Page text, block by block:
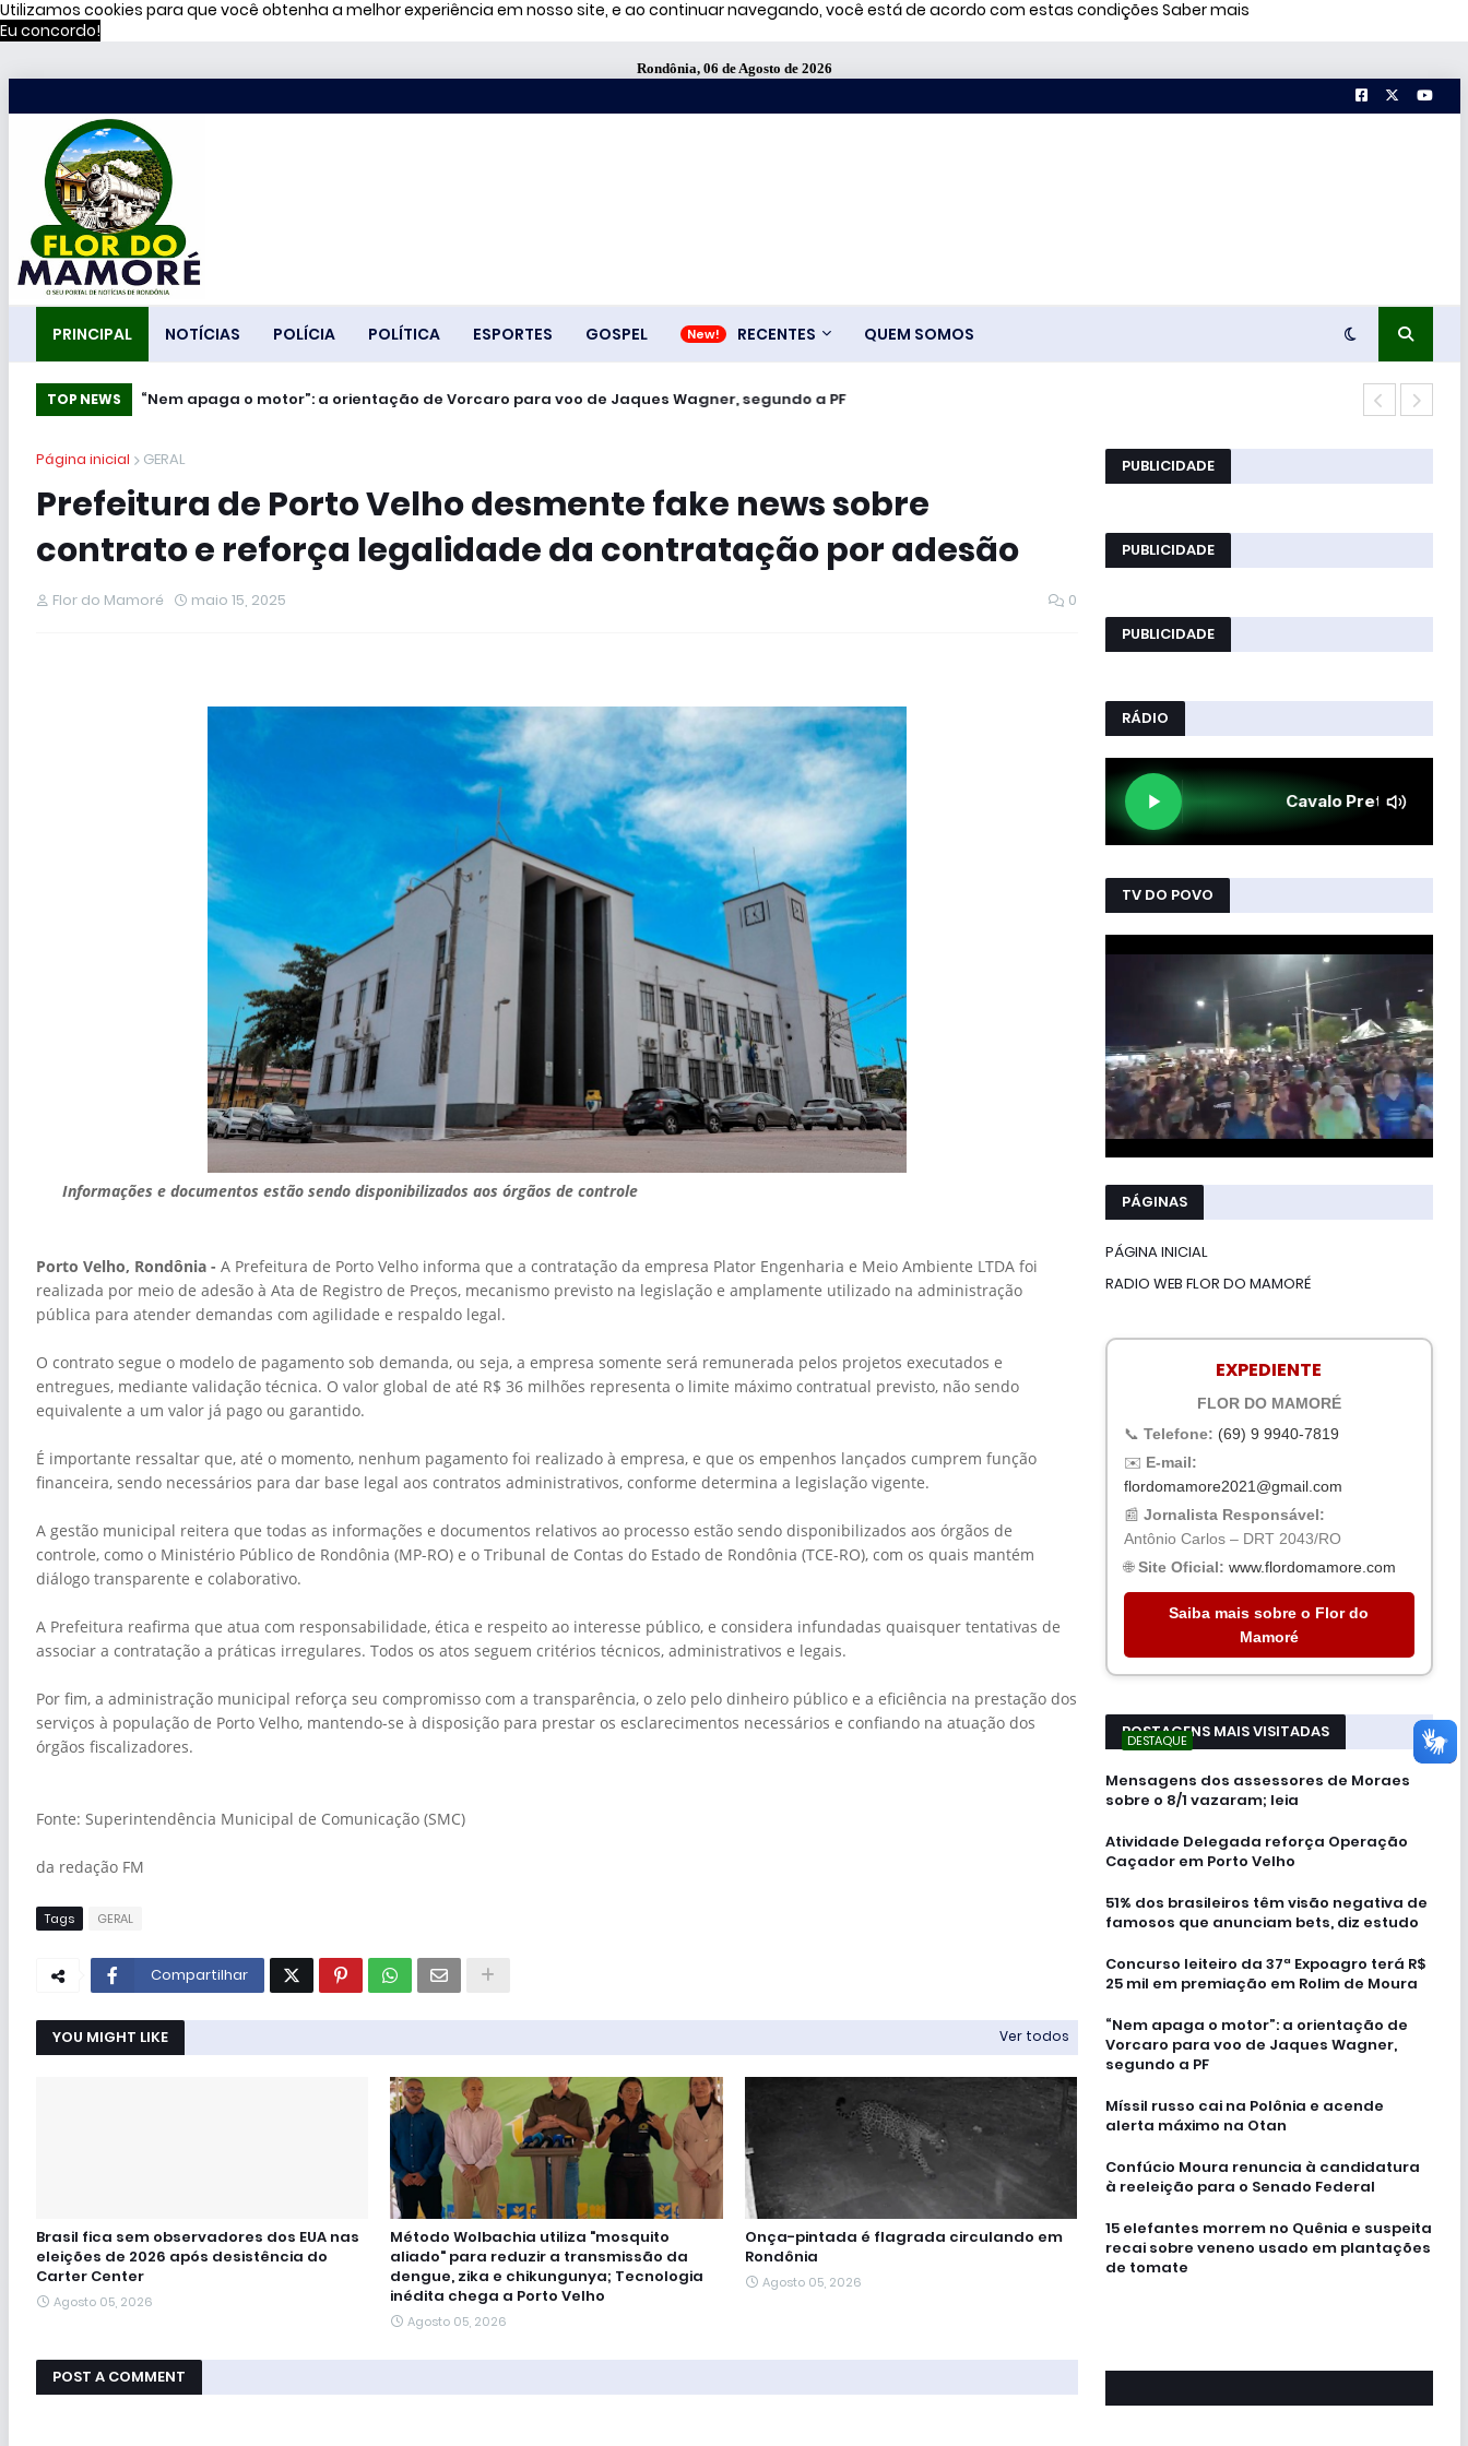
Utilizamos cookies para que você obtenha a melhor experiência em nosso site, e ao continuar navegando, você está de acordo com estas condições Saber mais
Eu concordo!
Rondônia, 06 de Agosto de 2026
PRINCIPAL NOTÍCIAS POLÍCIA POLÍTICA ESPORTES GOSPEL RECENTES QUEM SOMOS
TOP NEWS “Nem apaga o motor”: a orientação de Vorcaro para voo de Jaques Wagner, segundo a PF
Página inicial GERAL
Prefeitura de Porto Velho desmente fake news sobre
contrato e reforça legalidade da contratação por adesão
Flor do Mamoré maio 15, 2025 0
Informações e documentos estão sendo disponibilizados aos órgãos de controle
Porto Velho, Rondônia - A Prefeitura de Porto Velho informa que a contratação da empresa Plator Engenharia e Meio Ambiente LTDA foi
realizada por meio de adesão à Ata de Registro de Preços, mecanismo previsto na legislação e amplamente utilizado na administração
pública para atender demandas com agilidade e respaldo legal.
O contrato segue o modelo de pagamento sob demanda, ou seja, a empresa somente será remunerada pelos projetos executados e
entregues, mediante validação técnica. O valor global de até R$ 36 milhões representa o limite máximo contratual previsto, não sendo
equivalente a um valor já pago ou garantido.
É importante ressaltar que, até o momento, nenhum pagamento foi realizado à empresa, e que os empenhos lançados cumprem função
financeira, sendo necessários para dar base legal aos contratos administrativos, conforme determina a legislação vigente.
A gestão municipal reitera que todas as informações e documentos relativos ao processo estão sendo disponibilizados aos órgãos de
controle, como o Ministério Público de Rondônia (MP-RO) e o Tribunal de Contas do Estado de Rondônia (TCE-RO), com os quais mantém
diálogo transparente e colaborativo.
A Prefeitura reafirma que atua com responsabilidade, ética e respeito ao interesse público, e considera infundadas quaisquer tentativas de
associar a contratação a práticas irregulares. Todos os atos seguem critérios técnicos, administrativos e legais.
Por fim, a administração municipal reforça seu compromisso com a transparência, o zelo pelo dinheiro público e a eficiência na prestação dos
serviços à população de Porto Velho, mantendo-se à disposição para prestar os esclarecimentos necessários e confiando na atuação dos
órgãos fiscalizadores.
Fonte: Superintendência Municipal de Comunicação (SMC)
da redação FM
Tags GERAL
Compartilhar
YOU MIGHT LIKE Ver todos
Brasil fica sem observadores dos EUA nas
eleições de 2026 após desistência do
Carter Center
Agosto 05, 2026
Método Wolbachia utiliza "mosquito
aliado" para reduzir a transmissão da
dengue, zika e chikungunya; Tecnologia
inédita chega a Porto Velho
Agosto 05, 2026
Onça-pintada é flagrada circulando em
Rondônia
Agosto 05, 2026
POST A COMMENT
PUBLICIDADE
PUBLICIDADE
PUBLICIDADE
RÁDIO
TV DO POVO
PÁGINAS
PÁGINA INICIAL
RADIO WEB FLOR DO MAMORÉ
EXPEDIENTE
FLOR DO MAMORÉ
📞 Telefone: (69) 9 9940-7819
✉️ E-mail:
flordomamore2021@gmail.com
📰 Jornalista Responsável:
Antônio Carlos – DRT 2043/RO
🌐Site Oficial: www.flordomamore.com
Saiba mais sobre o Flor do
Mamoré
POSTAGENS MAIS VISITADAS
DESTAQUE
Mensagens dos assessores de Moraes
sobre o 8/1 vazaram; leia
Atividade Delegada reforça Operação
Caçador em Porto Velho
51% dos brasileiros têm visão negativa de
famosos que anunciam bets, diz estudo
Concurso leiteiro da 37ª Expoagro terá R$
25 mil em premiação em Rolim de Moura
“Nem apaga o motor”: a orientação de
Vorcaro para voo de Jaques Wagner,
segundo a PF
Míssil russo cai na Polônia e acende
alerta máximo na Otan
Confúcio Moura renuncia à candidatura
à reeleição para o Senado Federal
15 elefantes morrem no Quênia e suspeita
recai sobre veneno usado em plantações
de tomate